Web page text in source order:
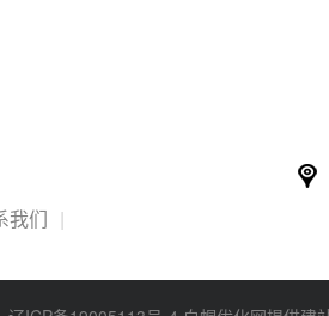
我们 |